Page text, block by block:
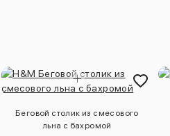
Беговой столик из смесового
льна с бахромой